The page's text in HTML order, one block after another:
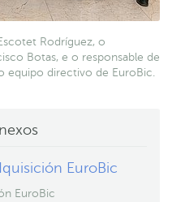
Rodríguez, o
Botas, e o responsable de
equipo directivo de EuroBic.
EuroBic
EuroBic